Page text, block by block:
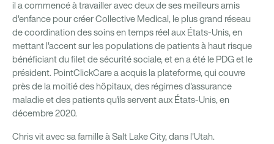
il a commencé à travailler avec deux de ses meilleurs amis
d'enfance pour créer Collective Medical, le plus grand réseau
de coordination des soins en temps réel aux États-Unis, en
mettant l'accent sur les populations de patients à haut risque
bénéficiant du filet de sécurité sociale, et en a été le PDG et le
président. PointClickCare a acquis la plateforme, qui couvre
près de la moitié des hôpitaux, des régimes d'assurance
maladie et des patients qu'ils servent aux États-Unis, en
décembre 2020.
Chris vit avec sa famille à Salt Lake City, dans l'Utah.